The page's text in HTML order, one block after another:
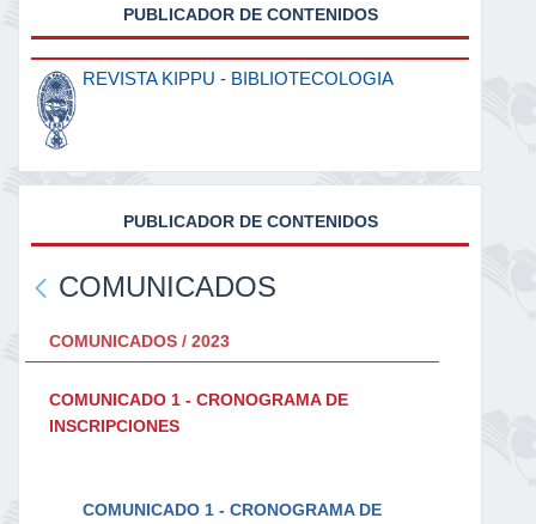
PUBLICADOR DE CONTENIDOS
REVISTA KIPPU - BIBLIOTECOLOGIA
PUBLICADOR DE CONTENIDOS
COMUNICADOS
COMUNICADOS / 2023
COMUNICADO 1 - CRONOGRAMA DE
INSCRIPCIONES
COMUNICADO 1 - CRONOGRAMA DE